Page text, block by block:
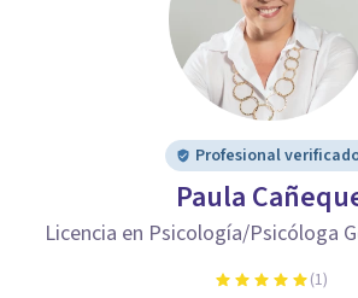
Profesional
Paula
Licencia en Psicología/Psicóloga
(1)